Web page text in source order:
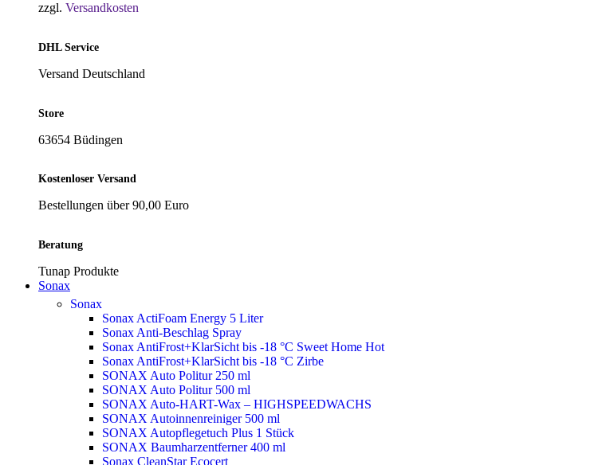
zzgl. Versandkosten
DHL Service
Versand Deutschland
Store
63654 Büdingen
Kostenloser Versand
Bestellungen über 90,00 Euro
Beratung
Tunap Produkte
Sonax
Sonax
Sonax ActiFoam Energy 5 Liter
Sonax Anti-Beschlag Spray
Sonax AntiFrost+KlarSicht bis -18 °C Sweet Home Hot
Sonax AntiFrost+KlarSicht bis -18 °C Zirbe
SONAX Auto Politur 250 ml
SONAX Auto Politur 500 ml
SONAX Auto-HART-Wax – HIGHSPEEDWACHS
SONAX Autoinnenreiniger 500 ml
SONAX Autopflegetuch Plus 1 Stück
SONAX Baumharzentferner 400 ml
Sonax CleanStar Ecocert